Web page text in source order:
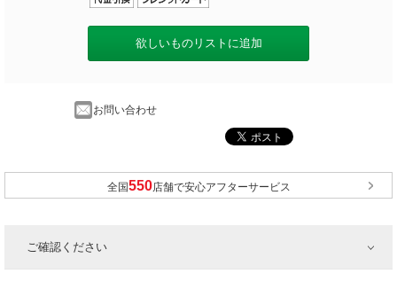
欲しいものリストに追加
お問い合わせ
全国 店舗で安心アフターサービス
ご確認ください